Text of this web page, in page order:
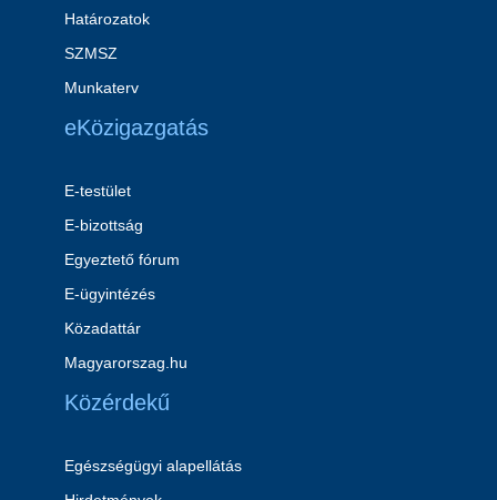
Határozatok
SZMSZ
Munkaterv
eKözigazgatás
E-testület
E-bizottság
Egyeztető fórum
E-ügyintézés
Közadattár
Magyarorszag.hu
Közérdekű
Egészségügyi alapellátás